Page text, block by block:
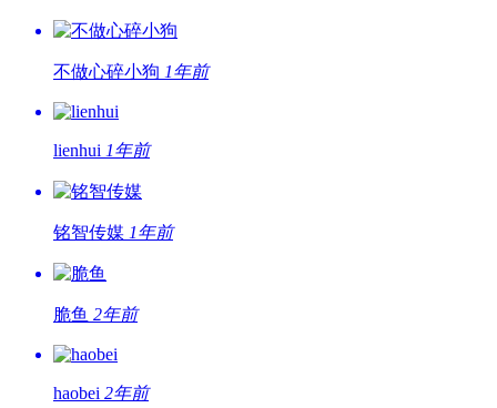
不做心碎小狗 1年前
lienhui 1年前
铭智传媒 1年前
脆鱼 2年前
haobei 2年前